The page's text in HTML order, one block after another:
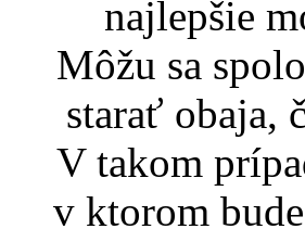
najlepšie
Môžu sa
starať obaja,
V takom
v ktorom